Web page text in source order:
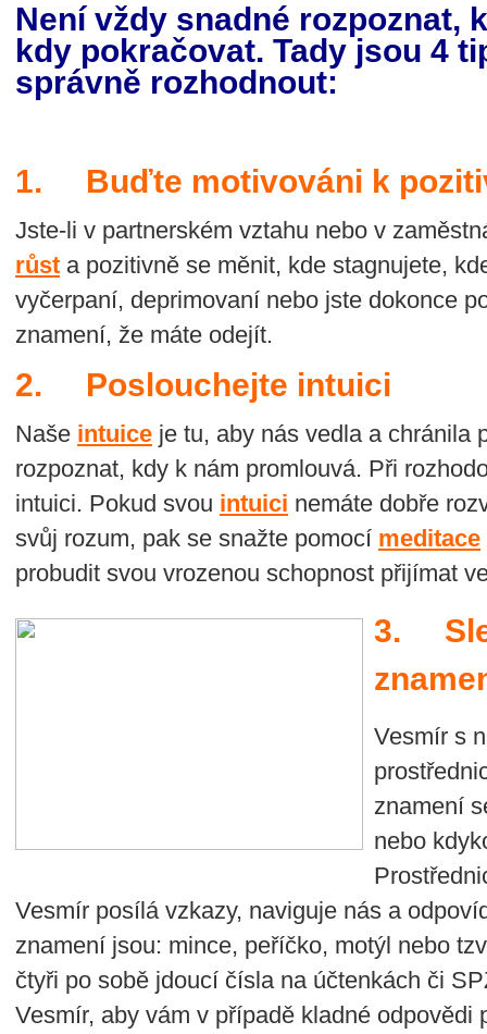
Není vždy snadné rozpoznat,
kdy pokračovat. Tady jsou 4
správně rozhodnout:
1. Buďte motivováni k
Jste-li v partnerském vztahu nebo v
růst a pozitivně se měnit, kde stagnujete,
vyčerpaní, deprimovaní nebo jste dokonce
znamení, že máte odejít.
2. Poslouchejte intuici
Naše intuice je tu, aby nás vedla a chránila
rozpoznat, kdy k nám promlouvá. Při
intuici. Pokud svou intuici nemáte dobře
svůj rozum, pak se snažte pomocí meditace
probudit svou vrozenou schopnost přijímat
3.
Vesmír s
znamení
nebo
Vesmír posílá vzkazy, naviguje nás a
znamení jsou: mince, peříčko, motýl nebo
čtyři po sobě jdoucí čísla na účtenkách či
Vesmír, aby vám v případě kladné odpovědi